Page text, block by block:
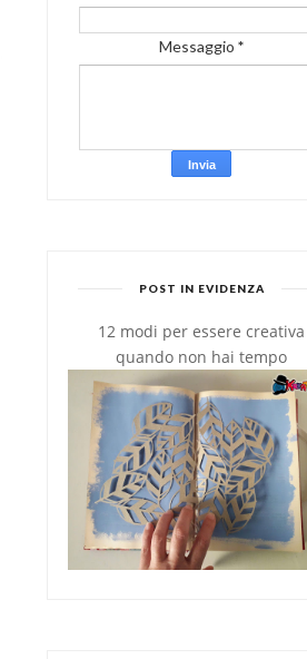
VINCITRICE DEL CONTEST
IL TUTORIAL ...
Messaggio*
POST IN EVIDENZA
12 modi per essere creativa
quando non hai tempo